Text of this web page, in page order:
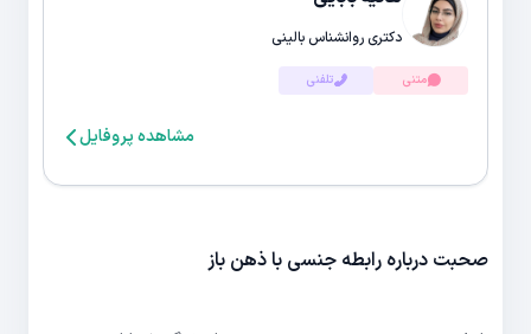
دکتری روانشناس بالینی
متنی تلفنی
مشاهده پروفایل
صحبت درباره رابطه جنسی با ذهن باز